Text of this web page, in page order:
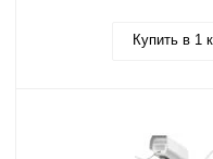
Купить в 1